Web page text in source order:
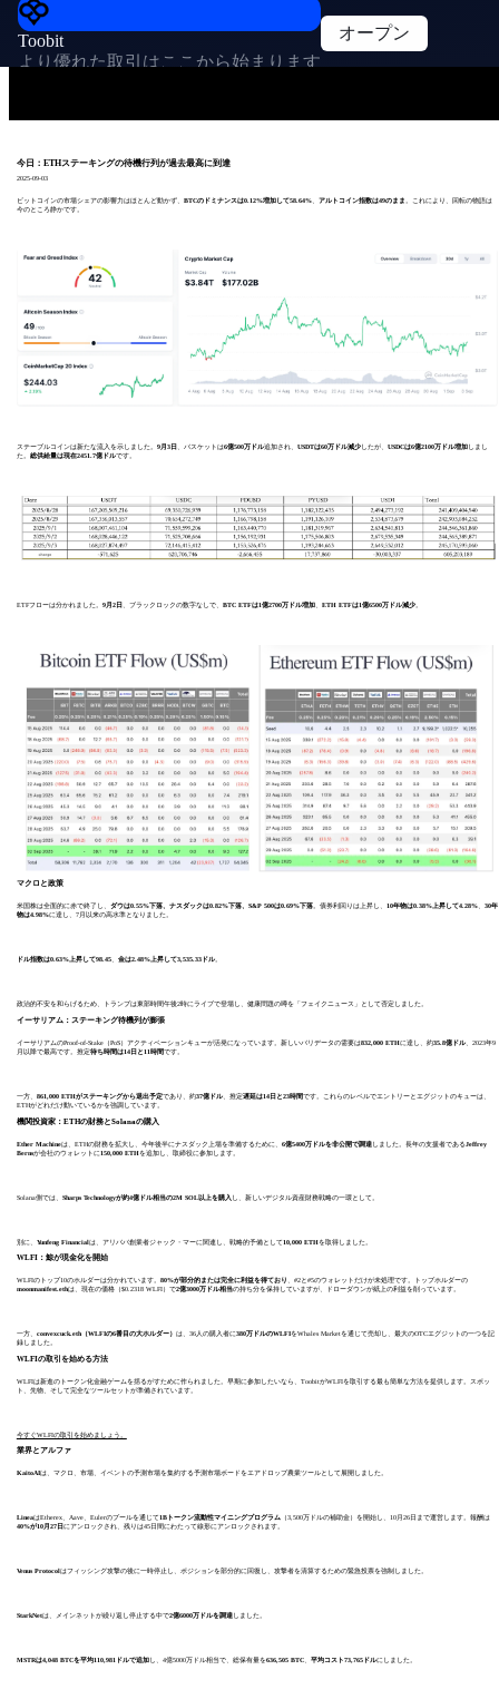
Toobit
より優れた取引はここから始まります
オープン
今日：ETHステーキングの待機行列が過去最高に到達
2025-09-03
ビットコインの市場シェアの影響力はほとんど動かず、 BTCのドミナンスは0.12%増加して58.64%、 アルトコイン指数は49のまま
。これにより、回転の物語は
今のところ静かです。
ステーブルコインは新たな流入を示しました。 9月3日 、バスケットは6億500万ドル追加され、 USDTは60万ドル減少したが、 USDCは6億2100万ドル増加しまし
た。 総供給量は現在2451.7億ドルです。
ETFフローは分かれました。 9月2日 、ブラックロックの数字なしで、 BTC ETFは1億2700万ドル増加 、 ETH ETFは1億6500万ドル減少。
マクロと政策
米国株は全面的に赤で終了し、 ダウは0.55%下落、ナスダックは0.82%下落、S&P 500は0.69%下落。債券利回りは上昇し、 10年物は0.38%上昇して4.28%、 30年
物は4.98%に達し、7月以来の高水準となりました。
ドル指数は0.63%上昇して98.45、 金は2.48%上昇して3,535.33ドル。
政治的不安を和らげるため、トランプは東部時間午後2時にライブで登場し、健康問題の噂を「フェイクニュース」として否定しました。
イーサリアム：ステーキング待機列が膨張
イーサリアムのProof-of-Stake（PoS）アクティベーションキューが活発になっています。新しいバリデータの需要は832,000 ETHに達し、約35.8億ドル、2023年9
月以降で最高です。推定待ち時間は14日と11時間です。
一方、 861,000 ETHがステーキングから退出予定であり、約37億ドル、推定遅延は14日と23時間です。これらのレベルでエントリーとエグジットのキューは、
ETHがどれだけ動いているかを強調しています。
機関投資家：ETHの財務とSolanaの購入
Ether Machineは、ETHの財務を拡大し、今年後半にナスダック上場を準備するために、 6億5400万ドルを非公開で調達しました。長年の支援者であるJeffrey
Bernsが会社のウォレットに150,000 ETHを追加し、取締役に参加します。
Solana側では、 Sharps Technologyが約4億ドル相当の2M SOL以上を購入 し、新しいデジタル資産財務戦略の一環として。
別に、 Yunfeng Financialは、アリババ創業者ジャック・マーに関連し、戦略的予備として10,000 ETHを取得しました。
WLFI：鯨が現金化を開始
WLFIのトップ10のホルダーは分かれています。 80%が部分的または完全に利益を得ており
、#2と#5のウォレットだけが未処理です。トップホルダーの
moonmanifest.ethは、現在の価格（$0.2318 WLFI）で2億3000万ドル相当の持ち分を保持していますが、ドローダウンが紙上の利益を削っています。
一方、 convexcuck.eth（WLFIの6番目の大ホルダー） は、36人の購入者に380万ドルのWLFIをWhales Marketを通じて売却し、最大のOTCエグジットの一つを記
録しました。
WLFIの取引を始める方法
WLFIは新進のトークン化金融ゲームを揺るがすために作られました。早期に参加したいなら、ToobitがWLFIを取引する最も簡単な方法を提供します。スポッ
ト、先物、そして完全なツールセットが準備されています。
今すぐWLFIの取引を始めましょう。
業界とアルファ
KaitoAIは、マクロ、市場、イベントの予測市場を集約する予測市場ボードをエアドロップ農業ツールとして展開しました。
LineaはEtherex、Aave、Eulerのプールを通じて1Bトークン流動性マイニングプログラム（3,500万ドルの補助金）を開始し、10月26日まで運営します。報酬は
40%が10月27日にアンロックされ、残りは45日間にわたって線形にアンロックされます。
Venus Protocol はフィッシング攻撃の後に一時停止し、ポジションを部分的に回復し、攻撃者を清算するための緊急投票を強制しました。
StarkNetは、メインネットが繰り返し停止する中で2億6000万ドルを調達 しました。
MSTRは4,048 BTCを平均110,981ドルで追加 し、4億5000万ドル相当で、総保有量を636,505 BTC、 平均コスト73,765ドルにしました。